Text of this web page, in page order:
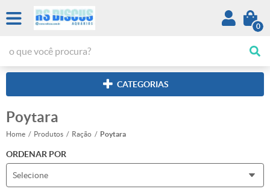
0
CATEGORIAS
Poytara
Home Produtos Ração Poytara
ORDENAR POR
Selecione